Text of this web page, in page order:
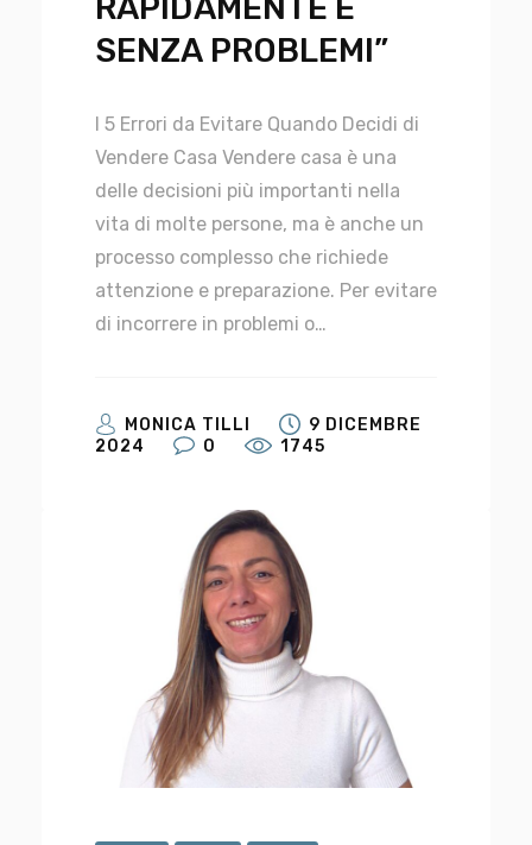
SENZA PROBLEMI”
I 5 Errori da Evitare Quando Decidi di
Vendere Casa Vendere casa è una
delle decisioni più importanti nella
vita di molte persone, ma è anche un
processo complesso che richiede
attenzione e preparazione. Per evitare
di incorrere in problemi o…
MONICA TILLI
9 DICEMBRE
2024
0 1745